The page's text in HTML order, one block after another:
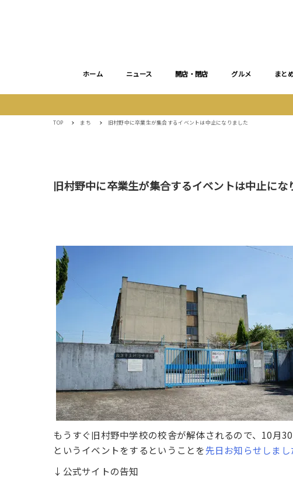
ホーム ニュース 開店・閉店 グルメ まと
TOP まち 旧村野中に卒業生が集合するイベントは中止になりました
旧村野中に卒業生が集合するイベントは中止にな
もうすぐ旧村野中学校の校舎が解体されるので、10月
というイベントをするということを先日お知らせしまし
↓公式サイトの告知